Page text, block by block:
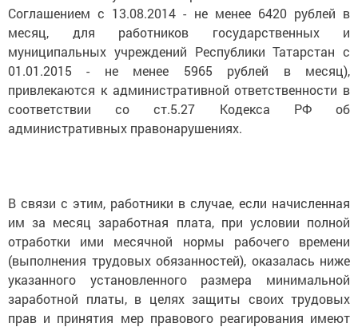
Соглашением с 13.08.2014 - не менее 6420 рублей в
месяц, для работников государственных и
муниципальных учреждений Республики Татарстан с
01.01.2015 - не менее 5965 рублей в месяц),
привлекаются к административной ответственности в
соответствии со ст.5.27 Кодекса РФ об
административных правонарушениях.
В связи с этим, работники в случае, если начисленная
им за месяц заработная плата, при условии полной
отработки ими месячной нормы рабочего времени
(выполнения трудовых обязанностей), оказалась ниже
указанного установленного размера минимальной
заработной платы, в целях защиты своих трудовых
прав и принятия мер правового реагирования имеют